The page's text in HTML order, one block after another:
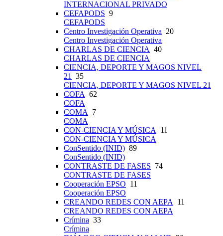
INTERNACIONAL PRIVADO
CEFAPODS 9
CEFAPODS
Centro Investigación Operativa 20
Centro Investigación Operativa
CHARLAS DE CIENCIA 40
CHARLAS DE CIENCIA
CIENCIA, DEPORTE Y MAGOS NIVEL
21 35
CIENCIA, DEPORTE Y MAGOS NIVEL 21
COFA 62
COFA
COMA 7
COMA
CON-CIENCIA Y MÚSICA 11
CON-CIENCIA Y MÚSICA
ConSentido (INID) 89
ConSentido (INID)
CONTRASTE DE FASES 74
CONTRASTE DE FASES
Cooperación EPSO 11
Cooperación EPSO
CREANDO REDES CON AEPA 11
CREANDO REDES CON AEPA
Crímina 33
Crímina